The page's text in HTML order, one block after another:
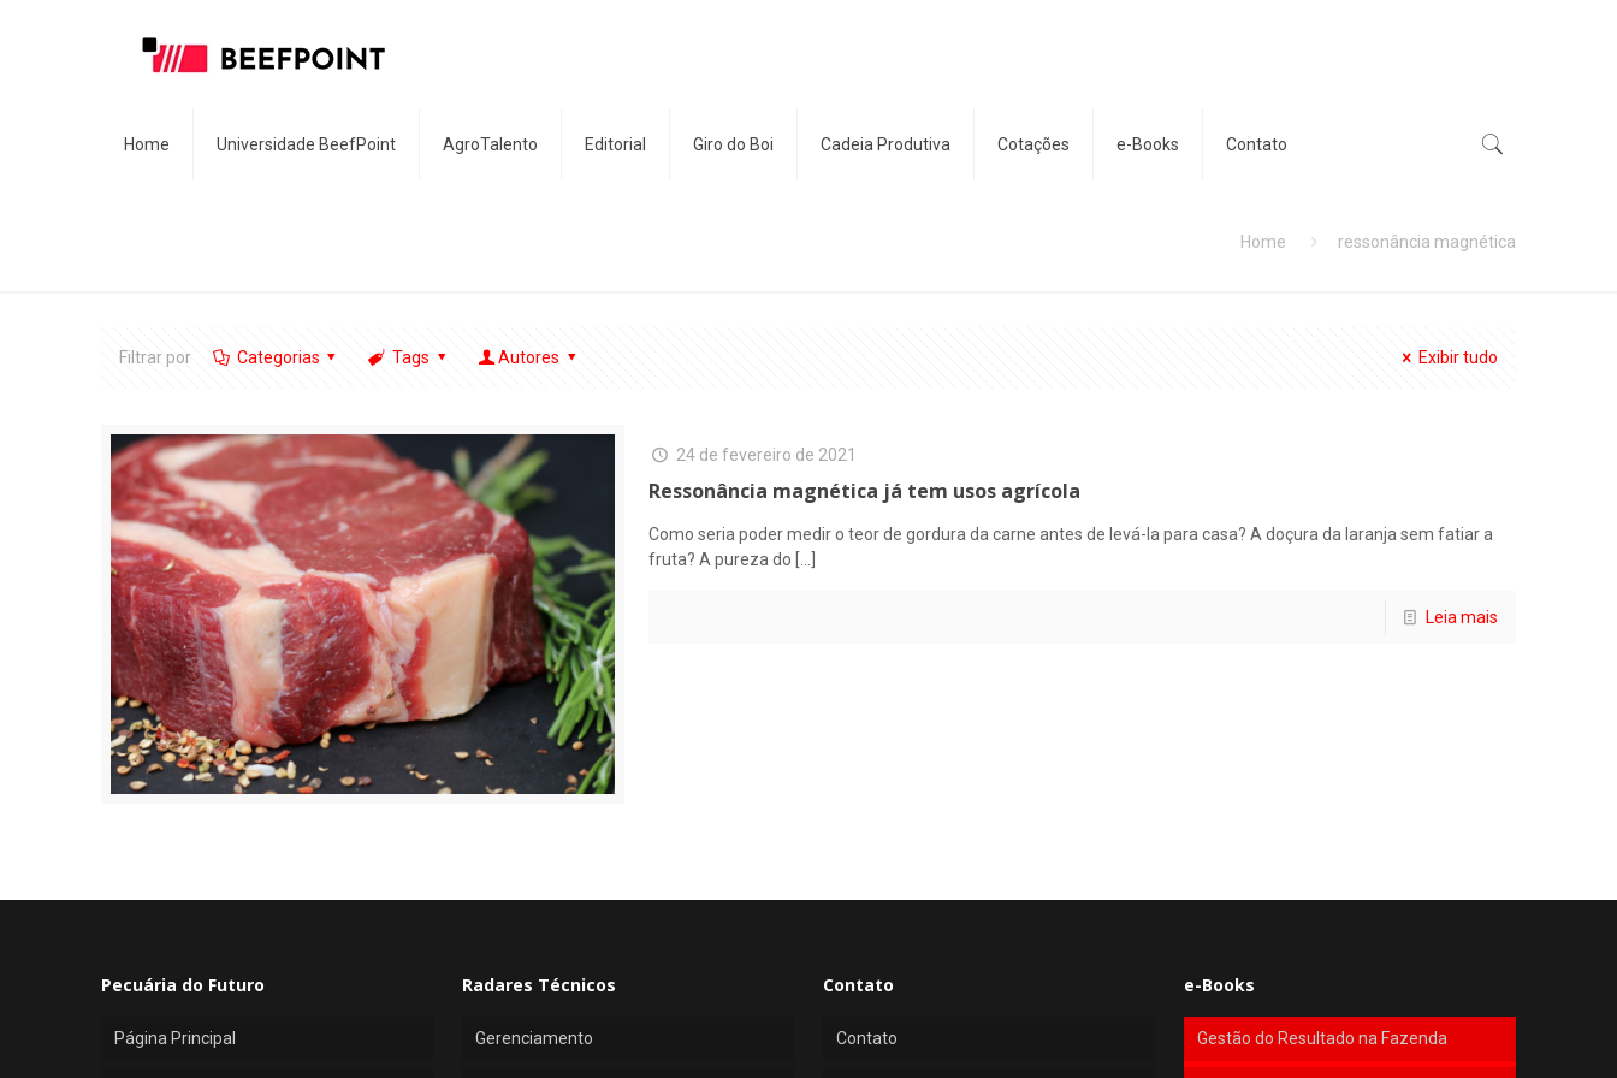
Home Universidade BeefPoint AgroTalento Editorial Giro do Boi Cadeia Produtiva Cotações e-Books Contato
Home ressonância magnética
Filtrar por Categorias Tags Autores Exibir tudo
24 de fevereiro de 2021
Ressonância magnética já tem usos agrícola
Como seria poder medir o teor de gordura da carne antes de levá-la para casa? A doçura da laranja sem fatiar a
fruta? A pureza do
Leia mais
Pecuária do Futuro
Página Principal
Radares Técnicos
Gerenciamento
Contato
Contato
e-Books
Gestão do Resultado na Fazenda